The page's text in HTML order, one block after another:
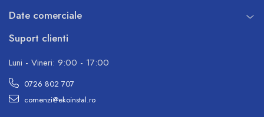
Date comerciale
Suport clienti
Luni - Vineri: 9:00 - 17:00
0726 802 707
comenzi@ekoinstal.ro